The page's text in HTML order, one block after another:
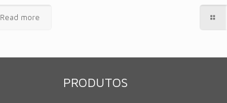
Read more
PRODUTOS